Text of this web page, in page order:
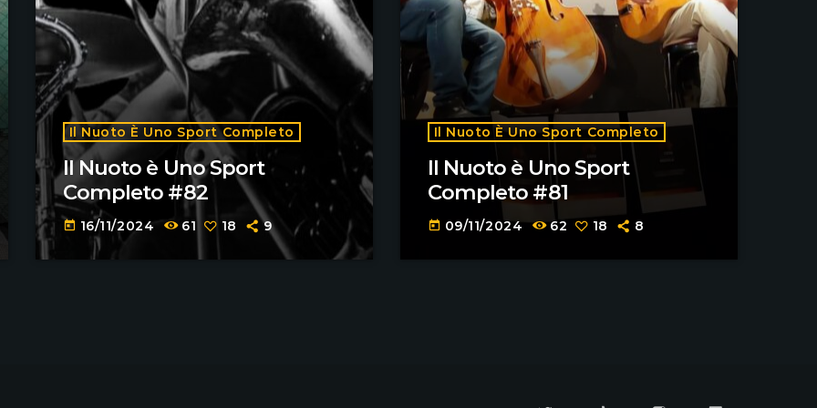
Il Nuoto È Uno Sport Completo
Il Nuoto è Uno Sport
Completo #82
today 16/11/2024 61 18 9
Il Nuoto È Uno Sport Completo
Il Nuoto è Uno Sport
Completo #81
today 09/11/2024 62 18 8